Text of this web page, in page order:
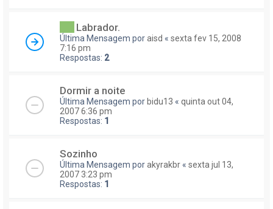
Labrador.
Última Mensagem poraisd « sexta fev 15, 2008
7:16 pm
Respostas: 2
Dormir a noite
Última Mensagem por bidu13 « quinta out 04,
2007 6:36 pm
Respostas: 1
Sozinho
Última Mensagem porakyrakbr « sexta jul 13,
2007 3:23 pm
Respostas: 1